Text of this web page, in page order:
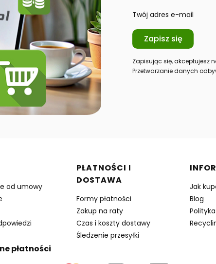
Twój adres e-mail
Zapisz się
Zapisując się, akceptujesz
Przetwarzanie danych
od umowy
PŁATNOŚCI I
DOSTAWA
Formy płatności
Zakup na raty
Czas i koszty dostawy
Śledzenie przesyłki
Jak
Blog
płatności